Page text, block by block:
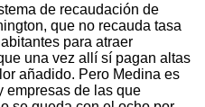
de recaudación de
que no recauda tasa
para atraer
una vez allí sí pagan altas
añadido. Pero Medina es
empresas de las que